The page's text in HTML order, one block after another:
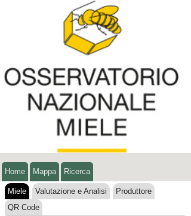
Home Mappa Ricerca
Miele Valutazione e Analisi
Produttore
QR Code